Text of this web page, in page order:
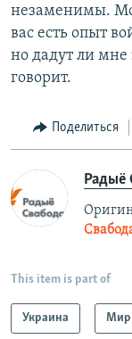
незаменимы.
вас есть опыт
но дадут ли мне
говорит.
Поделиться
Радыё
This item is part of
Украина Мир